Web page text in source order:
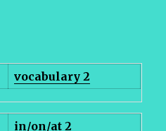
vocabulary 2
in/on/at 2